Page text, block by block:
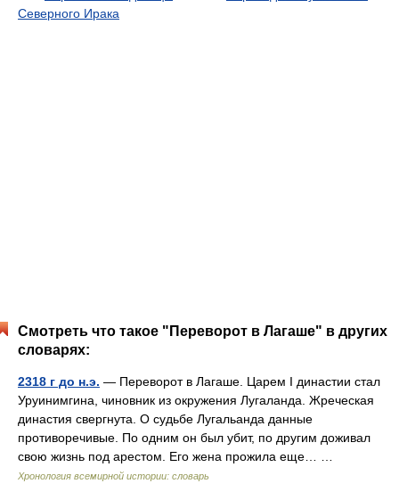
Северного Ирака
Смотреть что такое "Переворот в Лагаше" в других
словарях:
2318 г до н.э. — Переворот в Лагаше. Царем I династии стал
Уруинимгина, чиновник из окружения Лугаланда. Жреческая
династия свергнута. О судьбе Лугальанда данные
противоречивые. По одним он был убит, по другим доживал
свою жизнь под арестом. Его жена прожила еще… …
Хронология всемирной истории: словарь